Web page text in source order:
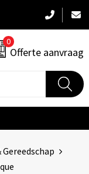
0
Offerte aanvraag